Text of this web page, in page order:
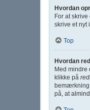
Hvordan
For at
skrive et nyt
Top
Hvordan
Med mindre
klikke på
bemærkning
på, at